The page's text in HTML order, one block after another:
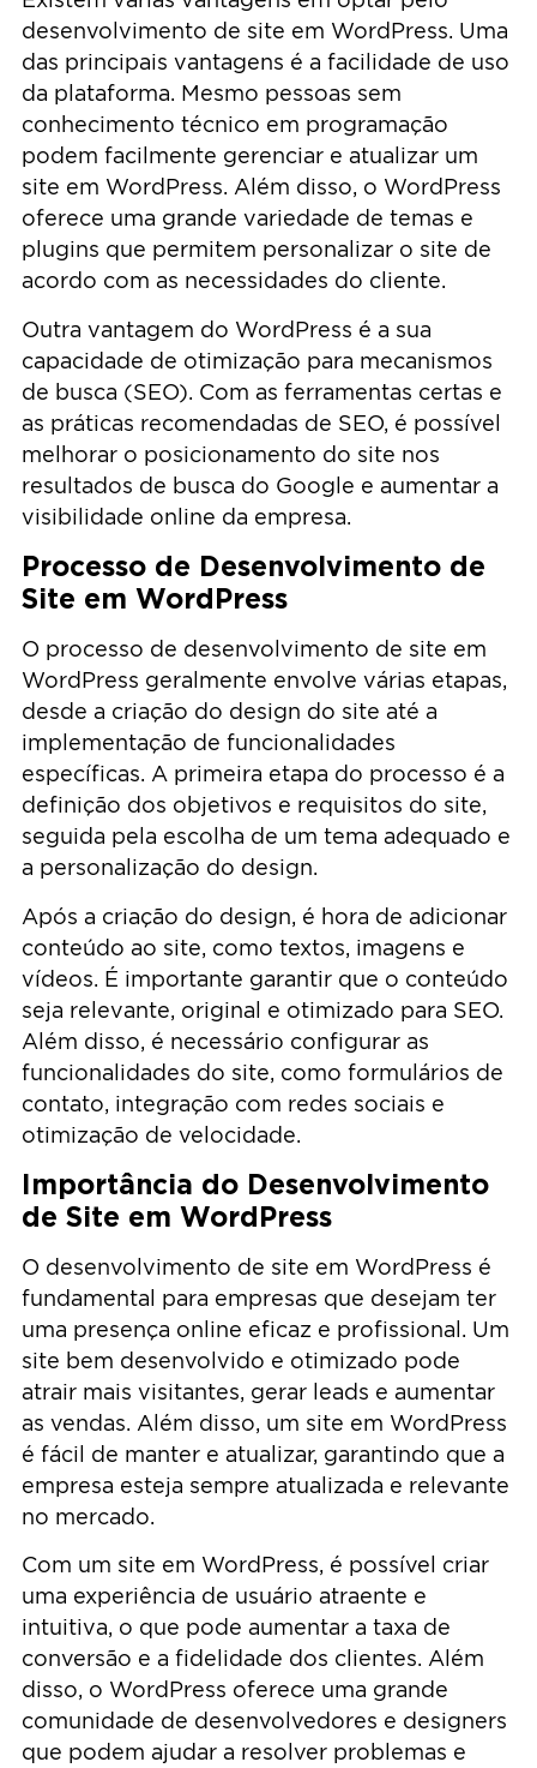
desenvolvimento de site em WordPress. Uma
das principais vantagens é a facilidade de uso
da plataforma. Mesmo pessoas sem
conhecimento técnico em programação
podem facilmente gerenciar e atualizar um
site em WordPress. Além disso, o WordPress
oferece uma grande variedade de temas e
plugins que permitem personalizar o site de
acordo com as necessidades do cliente.
Outra vantagem do WordPress é a sua
capacidade de otimização para mecanismos
de busca (SEO). Com as ferramentas certas e
as práticas recomendadas de SEO, é possível
melhorar o posicionamento do site nos
resultados de busca do Google e aumentar a
visibilidade online da empresa.
Processo de Desenvolvimento de
Site em WordPress
O processo de desenvolvimento de site em
WordPress geralmente envolve várias etapas,
desde a criação do design do site até a
implementação de funcionalidades
específicas. A primeira etapa do processo é a
definição dos objetivos e requisitos do site,
seguida pela escolha de um tema adequado e
a personalização do design.
Após a criação do design, é hora de adicionar
conteúdo ao site, como textos, imagens e
vídeos. É importante garantir que o conteúdo
seja relevante, original e otimizado para SEO.
Além disso, é necessário configurar as
funcionalidades do site, como formulários de
contato, integração com redes sociais e
otimização de velocidade.
Importância do Desenvolvimento
de Site em WordPress
O desenvolvimento de site em WordPress é
fundamental para empresas que desejam ter
uma presença online eficaz e profissional. Um
site bem desenvolvido e otimizado pode
atrair mais visitantes, gerar leads e aumentar
as vendas. Além disso, um site em WordPress
é fácil de manter e atualizar, garantindo que a
empresa esteja sempre atualizada e relevante
no mercado.
Com um site em WordPress, é possível criar
uma experiência de usuário atraente e
intuitiva, o que pode aumentar a taxa de
conversão e a fidelidade dos clientes. Além
disso, o WordPress oferece uma grande
comunidade de desenvolvedores e designers
que podem ajudar a resolver problemas e